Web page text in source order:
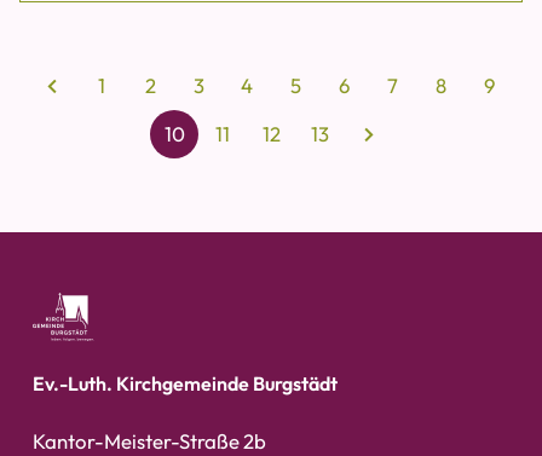
1 2 3 4 5 6 7 8
9
10
11 12 13
Ev.-Luth. Kirchgemeinde Burgstädt
Kantor-Meister-Straße 2b